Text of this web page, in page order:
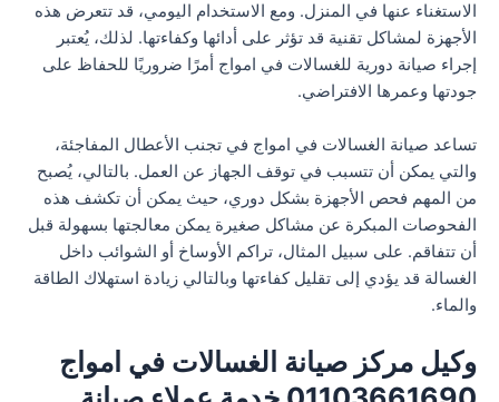
الاستغناء عنها في المنزل. ومع الاستخدام اليومي، قد تتعرض هذه
الأجهزة لمشاكل تقنية قد تؤثر على أدائها وكفاءتها. لذلك، يُعتبر
إجراء صيانة دورية للغسالات في امواج أمرًا ضروريًا للحفاظ على
جودتها وعمرها الافتراضي.
تساعد صيانة الغسالات في امواج في تجنب الأعطال المفاجئة،
والتي يمكن أن تتسبب في توقف الجهاز عن العمل. بالتالي، يُصبح
من المهم فحص الأجهزة بشكل دوري، حيث يمكن أن تكشف هذه
الفحوصات المبكرة عن مشاكل صغيرة يمكن معالجتها بسهولة قبل
أن تتفاقم. على سبيل المثال، تراكم الأوساخ أو الشوائب داخل
الغسالة قد يؤدي إلى تقليل كفاءتها وبالتالي زيادة استهلاك الطاقة
والماء.
وكيل مركز صيانة الغسالات في امواج